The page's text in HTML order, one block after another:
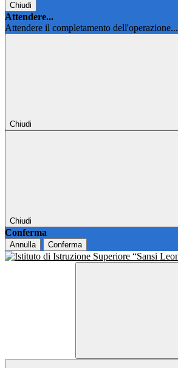
Chiudi
Attendere...
Attendere il completamento dell'operazione...
Chiudi
Chiudi
Conferma
Annulla Conferma